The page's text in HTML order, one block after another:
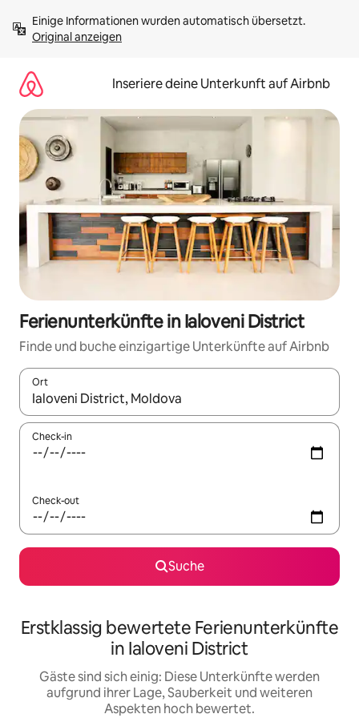
Inhalten
springenOriginal anzeigen
Inseriere deine Unterkunft auf Airbnb
Ferienunterkünfte in Ialoveni District
Finde und buche einzigartige Unterkünfte auf Airbnb
Ort
Wenn Ergebnisse verfügbar sind, navigiere mit den
Check-in
Check-out
Suche
Erstklassig bewertete Ferienunterkünfte
in Ialoveni District
Gäste sind sich einig: Diese Unterkünfte werden
aufgrund ihrer Lage, Sauberkeit und weiteren
Aspekten hoch bewertet.